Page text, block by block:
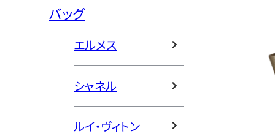
バッグ
エルメス
シャネル
ルイ・ヴィトン